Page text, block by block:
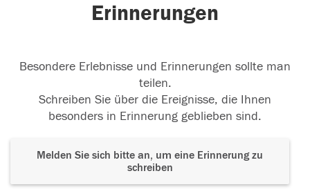
Erinnerungen
Besondere Erlebnisse und Erinnerungen sollte man
teilen.
Schreiben Sie über die Ereignisse, die Ihnen
besonders in Erinnerung geblieben sind.
Melden Sie sich bitte an, um eine Erinnerung zu
schreiben